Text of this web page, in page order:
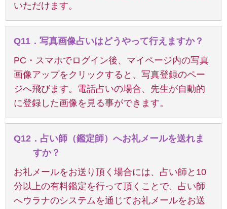
いただけます。
Q11．写真画像占いはどうやって行えますか？
PC・スマホでログイン後、マイページ内の写真
画像アップをクリックすると、写真登録のペー
ジへ飛びます。電話占いの場合、先生が自動的
に登録した画像を見る事ができます。
Q12．占い師（鑑定師）へお礼メールを送れま
すか？
お礼メールをお送り頂く場合には、占い師と10
分以上の有料鑑定を行って頂くことで、占い師
へウラナのシステムを通じてお礼メールをお送